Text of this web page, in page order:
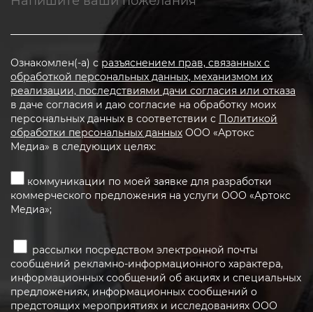
Ознакомлен(-а) с разъяснением прав, связанных с
обработкой персональных данных, механизмом их
реализации, последствиями дачи согласия или отказа
в даче согласия и даю согласие на обработку моих
персональных данных в соответствии с Политикой
обработки персональных данных ООО «Артокс
Медиа» в следующих целях:
коммуникации по моей заявке для разработки
коммерческого предложения на услуги ООО «Артокс
Медиа»;
рассылки посредством электронной почты
сообщений рекламно-информационного характера,
информационных сообщений об акциях и специальных
предложениях, информационных сообщений о
предстоящих мероприятиях и исследованиях ООО